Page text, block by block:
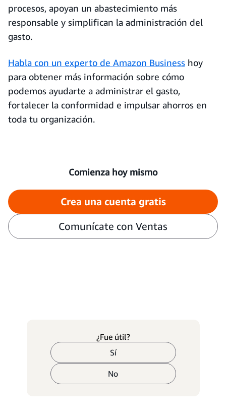
procesos, apoyan un abastecimiento más
responsable y simplifican la administración del
gasto.
Habla con un experto de Amazon Business hoy
para obtener más información sobre cómo
podemos ayudarte a administrar el gasto,
fortalecer la conformidad e impulsar ahorros en
toda tu organización.
Comienza hoy mismo
Crea una cuenta gratis
Comunícate con Ventas
¿Fue útil?
Sí
No